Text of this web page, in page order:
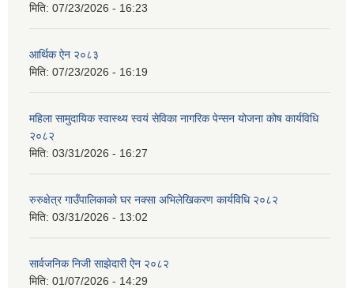
मिति: 07/23/2026 - 16:23
आर्थिक ऐन २०८३
मिति: 07/23/2026 - 16:19
महिला सामुदायिक स्वास्थ्य स्वयं सेविका नागरिक पेन्सन योजना कोष कार्यविधि
२०८२
मिति: 03/31/2026 - 16:27
रुरुक्षेत्र गाउँपालिकाको घर नक्सा अभिलेखिकरण कार्यविधि २०८२
मिति: 03/31/2026 - 13:02
सार्वजनिक निजी साझेदारी ऐन २०८२
मिति: 01/07/2026 - 14:29